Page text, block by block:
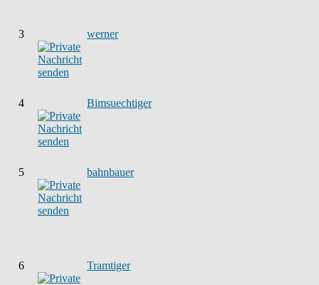
3 werner
4 Bimsuechtiger
5 bahnbauer
6 Tramtiger